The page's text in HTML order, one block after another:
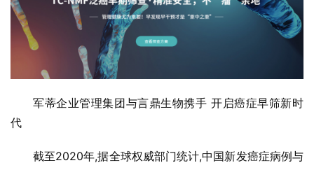
军蒂企业管理集团与言鼎生物携手 开启癌症早筛新时
代
截至2020年,据全球权威部门统计,中国新发癌症病例与